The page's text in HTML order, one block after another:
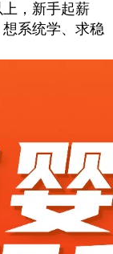
上，新手起薪
想系统学、求稳